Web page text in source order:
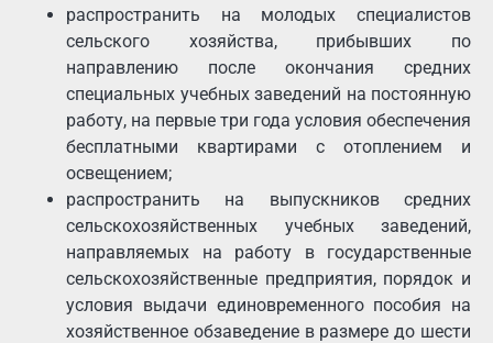
распространить на молодых специалистов
сельского хозяйства, прибывших по
направлению после окончания средних
специальных учебных заведений на постоянную
работу, на первые три года условия обеспечения
бесплатными квартирами с отоплением и
освещением;
распространить на выпускников средних
сельскохозяйственных учебных заведений,
направляемых на работу в государственные
сельскохозяйственные предприятия, порядок и
условия выдачи единовременного пособия на
хозяйственное обзаведение в размере до шести